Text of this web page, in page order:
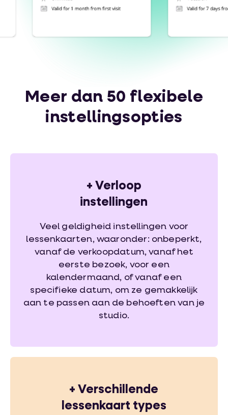
Meer dan 50 flexibele
instellingsopties
+ Verloop
instellingen
Veel geldigheid instellingen voor
lessenkaarten, waaronder: onbeperkt,
vanaf de verkoopdatum, vanaf het
eerste bezoek, voor een
kalendermaand, of vanaf een
specifieke datum, om ze gemakkelijk
aan te passen aan de behoeften van je
studio.
+Verschillende
lessenkaart types